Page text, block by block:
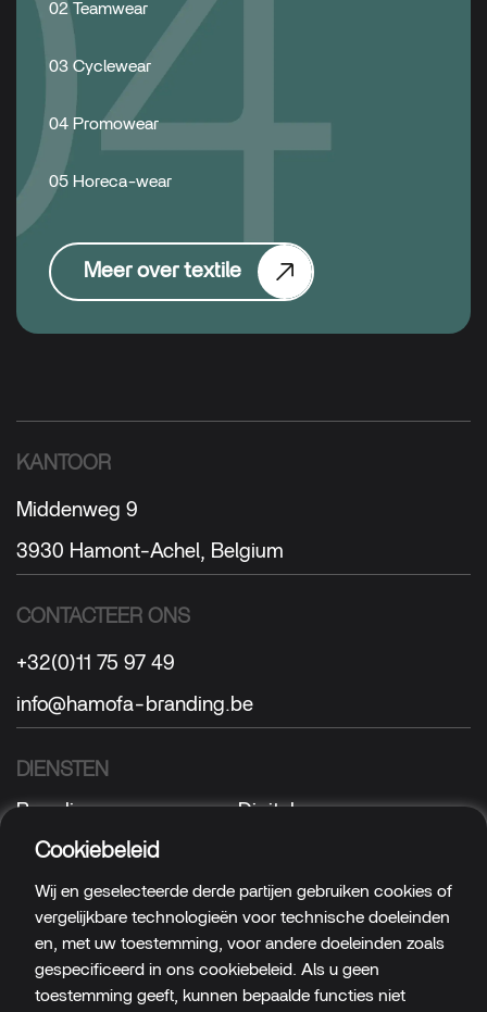
02 Teamwear
03 Cyclewear
04 Promowear
05 Horeca-wear
Meer over textile
KANTOOR
Middenweg 9
3930 Hamont-Achel, Belgium
CONTACTEER ONS
+32(0)11 75 97 49
info@hamofa-branding.be
DIENSTEN
Branding
Digital
Sign
VOLG ONS
Facebook
LinkedIn
Instagram
Cookies/Privacy
Cookiebeleid
Wij en geselecteerde derde partijen gebruiken cookies of
vergelijkbare technologieën voor technische doeleinden
en, met uw toestemming, voor andere doeleinden zoals
gespecificeerd in ons cookiebeleid. Als u geen
toestemming geeft, kunnen bepaalde functies niet